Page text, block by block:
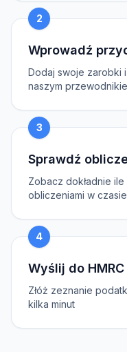
2
Wprowadź
Dodaj swoje zarobki
naszym
3
Sprawdź
Zobacz dokładnie
obliczeniami w
4
Wyślij do HMRC
Złóż zeznanie
kilka minut